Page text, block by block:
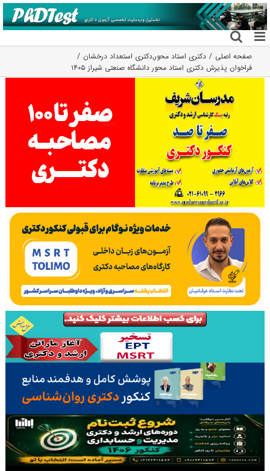
رفتن
به
محتوا
صفحه اصلی دکتری استاد محور,دکتری استعداد درخشان
فراخوان پذیرش دکتری استاد محور دانشگاه صنعتی شیراز ۱۴۰۵